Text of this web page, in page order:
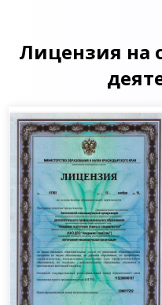
Лицензия на